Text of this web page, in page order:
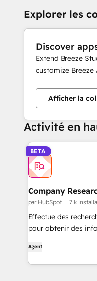
Explorer les
Discover
Extend Breeze
customize
Afficher la
Activité en
BETA
Company
par HubSpot 7 k
Effectue des
pour obtenir des
Agent